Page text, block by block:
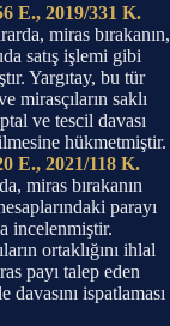
E., 2019/331 K.
miras bırakanın,
satış işlemi gibi
Yargıtay, bu tür
mirasçıların saklı
ve tescil davası
hükmetmiştir.
E., 2021/118 K.
miras bırakanın
parayı
incelenmiştir.
ortaklığını ihlal
payı talep eden
davasını ispatlaması